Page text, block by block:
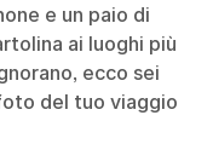
e un paio di
ai luoghi più
ecco sei
del tuo viaggio